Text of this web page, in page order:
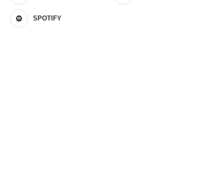
SPOTIFY